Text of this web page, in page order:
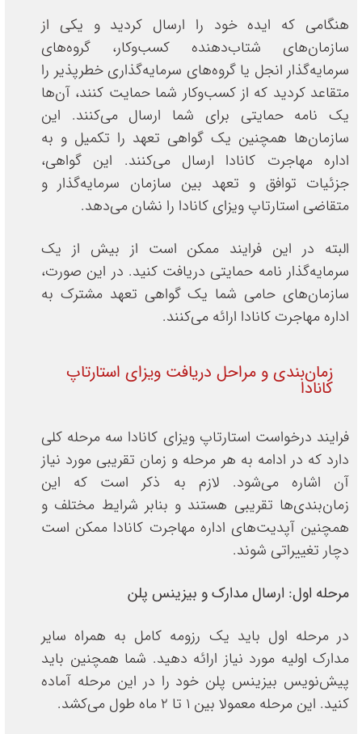
هنگامی که ایده خود را ارسال کردید و یکی از
سازمان‌های شتاب‌دهنده کسب‌وکار، گروه‌های
سرمایه‌گذار انجل یا گروه‌های سرمایه‌گذاری خطرپذیر را
متقاعد کردید که از کسب‌وکار شما حمایت کنند، آن‌ها
یک نامه حمایتی برای شما ارسال می‌کنند. این
سازمان‌ها همچنین یک گواهی تعهد را تکمیل و به
اداره مهاجرت کانادا ارسال می‌کنند. این گواهی،
جزئیات توافق و تعهد بین سازمان سرمایه‌گذار و
متقاضی استارتاپ ویزای کانادا را نشان می‌دهد.
البته در این فرایند ممکن است از بیش از یک
سرمایه‌گذار نامه حمایتی دریافت کنید. در این صورت،
سازمان‌های حامی شما یک گواهی تعهد مشترک به
اداره مهاجرت کانادا ارائه می‌کنند.
زمان‌بندی و مراحل دریافت ویزای استارتاپ
کانادا
فرایند درخواست استارتاپ ویزای کانادا سه مرحله کلی
دارد که در ادامه به هر مرحله و زمان تقریبی مورد نیاز
آن اشاره می‌شود. لازم به ذکر است که این
زمان‌بندی‌ها تقریبی هستند و بنابر شرایط مختلف و
همچنین آپدیت‌های اداره مهاجرت کانادا ممکن است
دچار تغییراتی شوند.
مرحله اول: ارسال مدارک و بیزینس پلن
در مرحله اول باید یک رزومه کامل به همراه سایر
مدارک اولیه مورد نیاز ارائه دهید. شما همچنین باید
پیش‌نویس بیزینس پلن خود را در این مرحله آماده
کنید. این مرحله معمولا بین 1 تا 2 ماه طول می‌کشد.